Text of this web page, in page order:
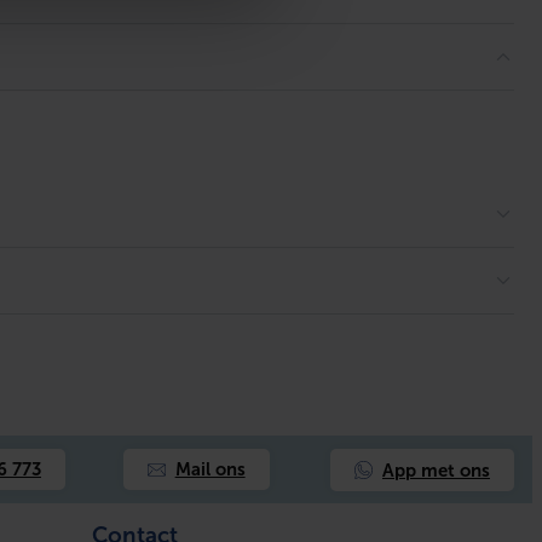
773 Mail ons App met ons
Contact